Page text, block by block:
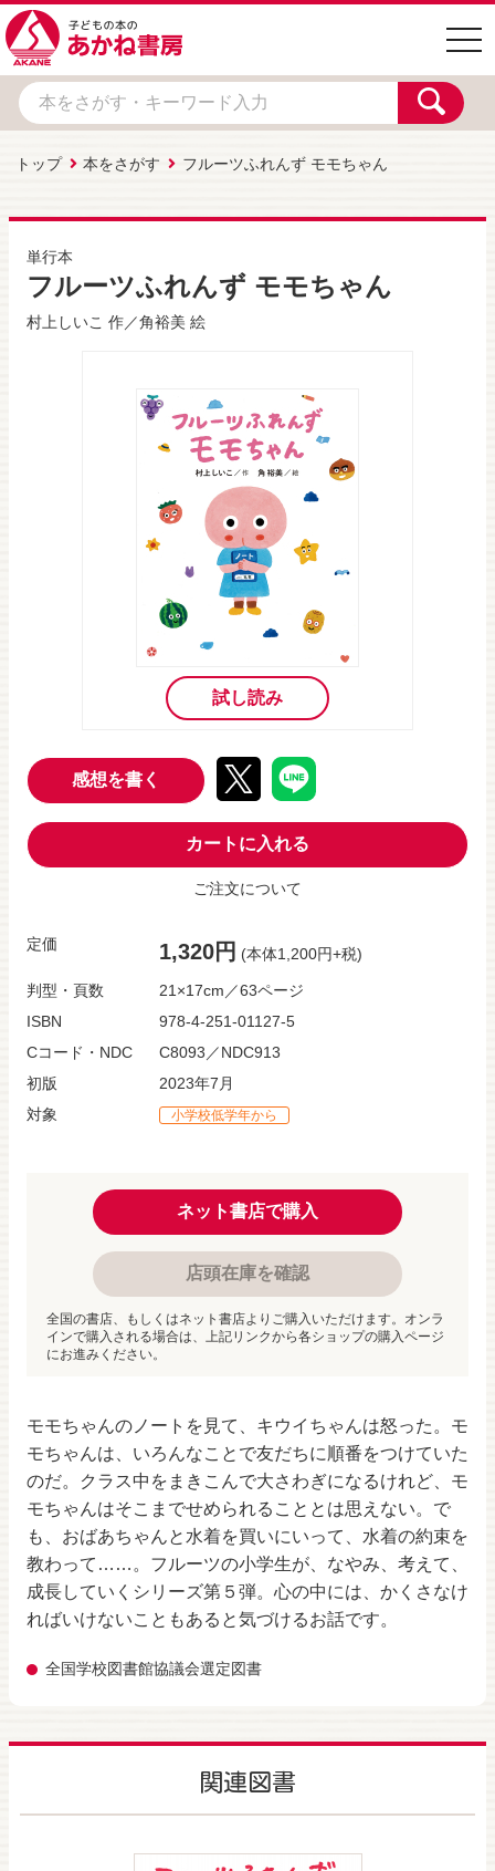
トップ 本をさがす フルーツふれんず モモちゃん
単行本
フルーツふれんず モモちゃん
村上しいこ 作／⾓裕美 絵
試し読み
モモちゃんのノートを⾒て、キウイちゃんは怒った。モ
モちゃんは、いろんなことで友だちに順番をつけていた
のだ。クラス中をまきこんで大さわぎになるけれど、モ
モちゃんはそこまでせめられることとは思えない。で
も、おばあちゃんと水着を買いにいって、水着の約束を
教わって……。フルーツの小学生が、なやみ、考えて、
成長していくシリーズ第５弾。心の中には、かくさなけ
ればいけないこともあると気づけるお話です。
全国学校図書館協議会選定図書
感想を書く
カートに入れる
ご注文について
定価 1,320円 (本体1,200円+税)
判型・頁数
21×17cm／63ページ
ISBN
978-4-251-01127-5
Cコード・NDC
C8093／NDC913
初版
2023年7月
対象
小学校低学年から
ネット書店で購入
店頭在庫を確認
全国の書店、もしくはネット書店よりご購入いただけます。オンラ
インで購入される場合は、上記リンクから各ショップの購入ページ
にお進みください。
関連図書